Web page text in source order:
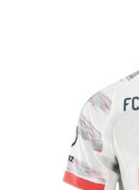
Trgovina